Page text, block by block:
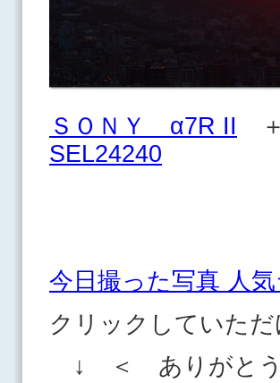
ＳＯＮＹ α7R II
SEL24240
今日撮った写真 人
クリックしていた
↓ ＜ ありがとう